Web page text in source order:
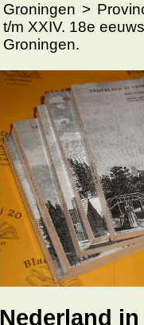
Groningen
t/m XXIV. 18e
Groningen.
Nederland